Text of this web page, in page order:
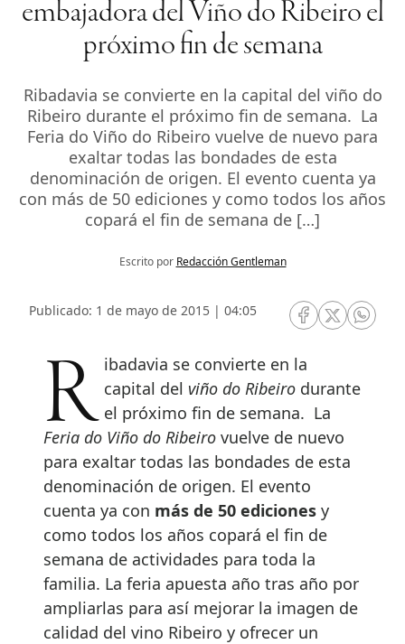
embajadora del Viño do Ribeiro el
próximo fin de semana
Ribadavia se convierte en la capital del viño do
Ribeiro durante el próximo fin de semana. La
Feria do Viño do Ribeiro vuelve de nuevo para
exaltar todas las bondades de esta
denominación de origen. El evento cuenta ya
con más de 50 ediciones y como todos los años
copará el fin de semana de […]
Escrito por Redacción Gentleman
Publicado: 1 de mayo de 2015 | 04:05
RRSS Facebook
RRSSRRSS
Ribadavia se convierte en la capital del viño do Ribeiro durante
el próximo fin de semana. La
Feria do Viño do Ribeiro vuelve de nuevo
para exaltar todas las bondades de esta
denominación de origen. El evento
cuenta ya con más de 50 ediciones y
como todos los años copará el fin de
semana de actividades para toda la
familia. La feria apuesta año tras año por
ampliarlas para así mejorar la imagen de
calidad del vino Ribeiro y ofrecer un